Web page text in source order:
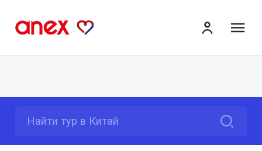
Найти тур в Китай